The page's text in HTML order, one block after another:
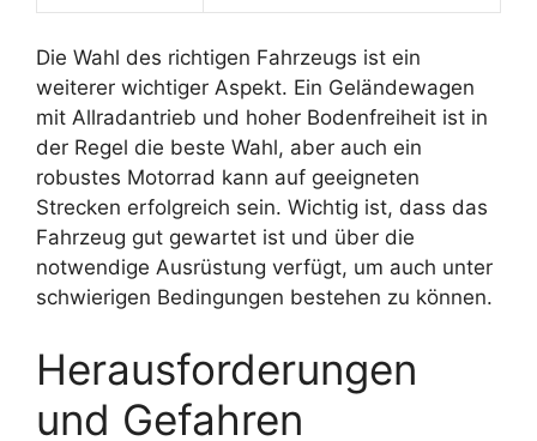
Die Wahl des richtigen Fahrzeugs ist ein
weiterer wichtiger Aspekt. Ein Geländewagen
mit Allradantrieb und hoher Bodenfreiheit ist in
der Regel die beste Wahl, aber auch ein
robustes Motorrad kann auf geeigneten
Strecken erfolgreich sein. Wichtig ist, dass das
Fahrzeug gut gewartet ist und über die
notwendige Ausrüstung verfügt, um auch unter
schwierigen Bedingungen bestehen zu können.
Herausforderungen
und Gefahren